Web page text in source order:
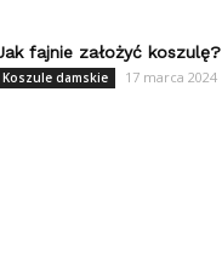
fajnie założyć koszulę?
Koszule damskie 17 marca 2024